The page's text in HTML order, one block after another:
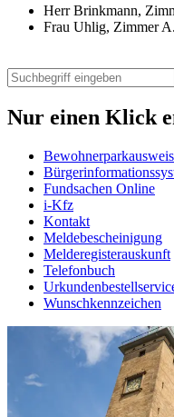
Herr Brinkmann,
Frau Uhlig, Zimmer
Nur einen Klick
Bewohnerparkausweis
Fundsachen Online
i-Kfz
Kontakt
Meldebescheinigung
Melderegisterauskunft
Telefonbuch
Wunschkennzeichen